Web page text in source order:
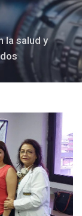
la salud y